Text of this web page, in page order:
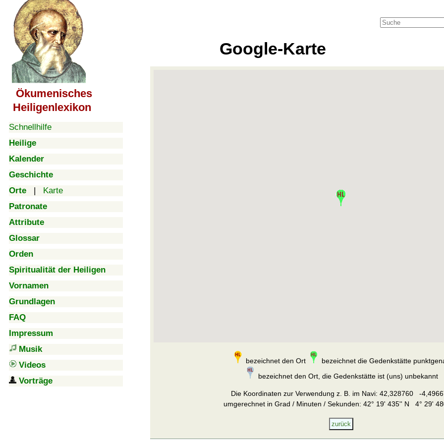
Ökumenisches
Heiligenlexikon
Schnellhilfe
Heilige
Kalender
Geschichte
Orte | Karte
Patronate
Attribute
Glossar
Orden
Spiritualität der Heiligen
Vornamen
Grundlagen
FAQ
Impressum
Musik
Videos
Vorträge
Google-Karte
bezeichnet den Ort
bezeichnet die Gedenkstätte
bezeichnet den Ort, die Gedenkstätte ist (uns) unbekannt
Die Koordinaten zur Verwendung z. B. im Navi: 42,328760 -
umgerechnet in Grad / Minuten / Sekunden: 42° 19' 435'' N 4° 29'